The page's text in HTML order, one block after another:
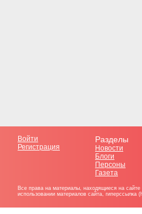
Войти
Регистрация
Разделы
Новости
Блоги
Персоны
Газета
Все права на материалы, находящиеся на
использовании материалов сайта, гиперссылка